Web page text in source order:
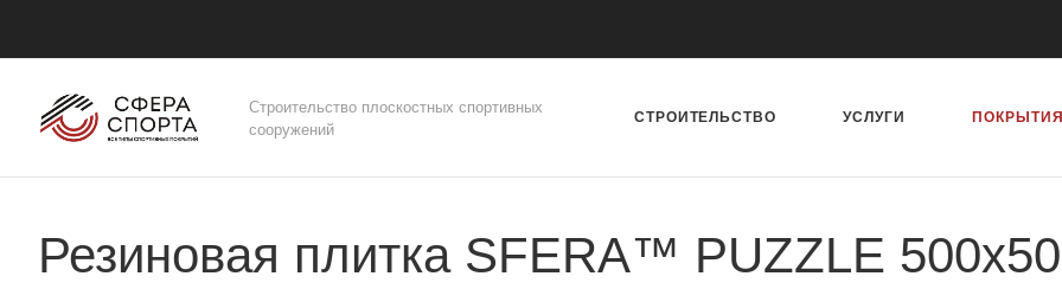
Строительство плоскостных спортивных
сооружений
СТРОИТЕЛЬСТВО УСЛУГИ ПОКРЫТИЯ
Резиновая плитка SFERA™ PUZZLE